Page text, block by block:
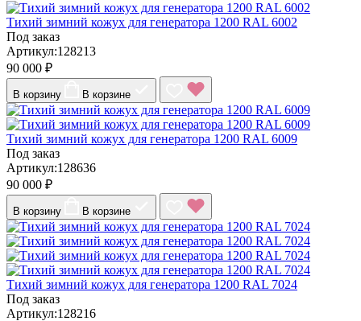
Тихий зимний кожух для генератора 1200 RAL 6002
Под заказ
Артикул:128213
90 000 ₽
В корзину В корзине
Тихий зимний кожух для генератора 1200 RAL 6009
Под заказ
Артикул:128636
90 000 ₽
В корзину В корзине
Тихий зимний кожух для генератора 1200 RAL 7024
Под заказ
Артикул:128216